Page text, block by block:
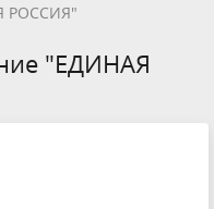
РОССИЯ"
"ЕДИНАЯ